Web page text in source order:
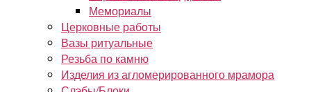
Мемориалы
Церковные работы
Вазы ритуальные
Резьба по камню
Изделия из агломерированного мрамора